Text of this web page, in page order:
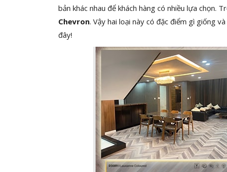
bản khác nhau để khách hàng có nhiều lựa chọn.
Chevron. Vậy hai loại này có đặc điểm gì giống
đây!